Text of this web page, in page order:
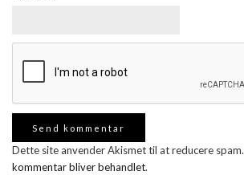
Dette site anvender Akismet til at reducere spam.
kommentar bliver behandlet.